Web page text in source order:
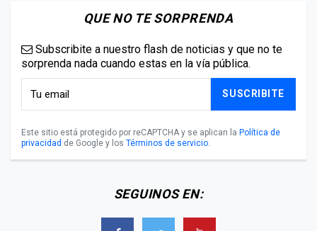
QUE NO TE SORPRENDA
Subscribite a nuestro flash de noticias y que no te
sorprenda nada cuando estas en la vía pública.
SUSCRIBITE
Este sitio está protegido por reCAPTCHA y se aplican la Política de
privacidad de Google y los Términos de servicio.
SEGUINOS EN: